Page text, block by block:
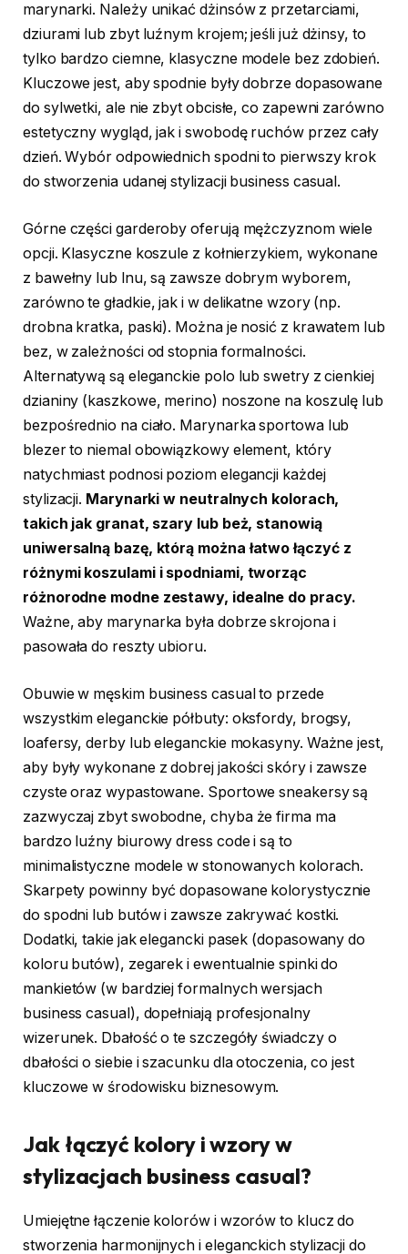
marynarki. Należy unikać dżinsów z przetarciami,
dziurami lub zbyt luźnym krojem; jeśli już dżinsy, to
tylko bardzo ciemne, klasyczne modele bez zdobień.
Kluczowe jest, aby spodnie były dobrze dopasowane
do sylwetki, ale nie zbyt obcisłe, co zapewni zarówno
estetyczny wygląd, jak i swobodę ruchów przez cały
dzień. Wybór odpowiednich spodni to pierwszy krok
do stworzenia udanej stylizacji business casual.
Górne części garderoby oferują mężczyznom wiele
opcji. Klasyczne koszule z kołnierzykiem, wykonane
z bawełny lub lnu, są zawsze dobrym wyborem,
zarówno te gładkie, jak i w delikatne wzory (np.
drobna kratka, paski). Można je nosić z krawatem lub
bez, w zależności od stopnia formalności.
Alternatywą są eleganckie polo lub swetry z cienkiej
dzianiny (kaszkowe, merino) noszone na koszulę lub
bezpośrednio na ciało. Marynarka sportowa lub
blezer to niemal obowiązkowy element, który
natychmiast podnosi poziom elegancji każdej
stylizacji. Marynarki w neutralnych kolorach,
takich jak granat, szary lub beż, stanowią
uniwersalną bazę, którą można łatwo łączyć z
różnymi koszulami i spodniami, tworząc
różnorodne modne zestawy, idealne do pracy.
Ważne, aby marynarka była dobrze skrojona i
pasowała do reszty ubioru.
Obuwie w męskim business casual to przede
wszystkim eleganckie półbuty: oksfordy, brogsy,
loafersy, derby lub eleganckie mokasyny. Ważne jest,
aby były wykonane z dobrej jakości skóry i zawsze
czyste oraz wypastowane. Sportowe sneakersy są
zazwyczaj zbyt swobodne, chyba że firma ma
bardzo luźny biurowy dress code i są to
minimalistyczne modele w stonowanych kolorach.
Skarpety powinny być dopasowane kolorystycznie
do spodni lub butów i zawsze zakrywać kostki.
Dodatki, takie jak elegancki pasek (dopasowany do
koloru butów), zegarek i ewentualnie spinki do
mankietów (w bardziej formalnych wersjach
business casual), dopełniają profesjonalny
wizerunek. Dbałość o te szczegóły świadczy o
dbałości o siebie i szacunku dla otoczenia, co jest
kluczowe w środowisku biznesowym.
Jak łączyć kolory i wzory w
stylizacjach business casual?
Umiejętne łączenie kolorów i wzorów to klucz do
stworzenia harmonijnych i eleganckich stylizacji do